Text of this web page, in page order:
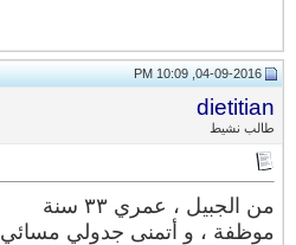
04-09-2016, 10:09 PM
dietitian
طالب نشيط
من الجبيل ، عمري ٣٣ سنة
موظفة ، و أتمنى جدولي مسائي .